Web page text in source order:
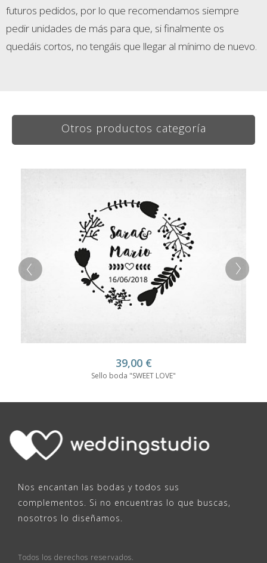
futuros pedidos, por lo que recomendamos siempre
pedir unidades de más para que, si finalmente os
quedáis cortos, no tengáis que llegar al mínimo de nuevo.
Otros productos categoría
39,00 €
Sello boda "SWEET LOVE"
Nos encantan las bodas y todos sus
complementos. Si no encuentras lo que buscas,
nosotros lo diseñamos.
Todos los derechos reservados.